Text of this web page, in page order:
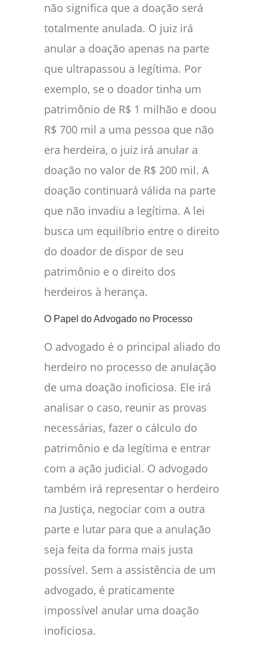
não significa que a doação será
totalmente anulada. O juiz irá
anular a doação apenas na parte
que ultrapassou a legítima. Por
exemplo, se o doador tinha um
patrimônio de R$ 1 milhão e doou
R$ 700 mil a uma pessoa que não
era herdeira, o juiz irá anular a
doação no valor de R$ 200 mil. A
doação continuará válida na parte
que não invadiu a legítima. A lei
busca um equilíbrio entre o direito
do doador de dispor de seu
patrimônio e o direito dos
herdeiros à herança.
O Papel do Advogado no Processo
O advogado é o principal aliado do
herdeiro no processo de anulação
de uma doação inoficiosa. Ele irá
analisar o caso, reunir as provas
necessárias, fazer o cálculo do
patrimônio e da legítima e entrar
com a ação judicial. O advogado
também irá representar o herdeiro
na Justiça, negociar com a outra
parte e lutar para que a anulação
seja feita da forma mais justa
possível. Sem a assistência de um
advogado, é praticamente
impossível anular uma doação
inoficiosa.